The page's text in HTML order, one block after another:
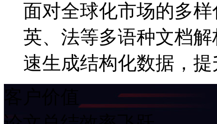
面对全球化市场的多样化
英、法等多语种文档
速生成结构化数据，